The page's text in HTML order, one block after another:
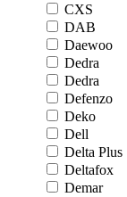
CXS
DAB
Daewoo
Dedra
Dedra
Defenzo
Deko
Dell
Delta Plus
Deltafox
Demar